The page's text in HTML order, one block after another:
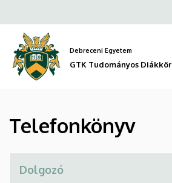
GTK
Tudományos
Diákkör
a
tartalomra
Debreceni Egyetem
GTK Tudományos Diákkör
Telefonkönyv